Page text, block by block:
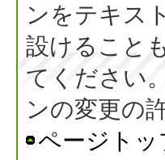
ンをテキス
設けること
てください
ンの変更の
ページトッ